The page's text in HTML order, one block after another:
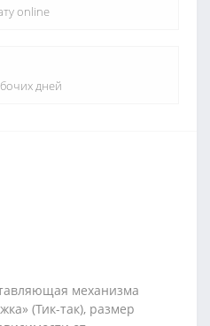
online
дней
механизма
(Тик-так), размер